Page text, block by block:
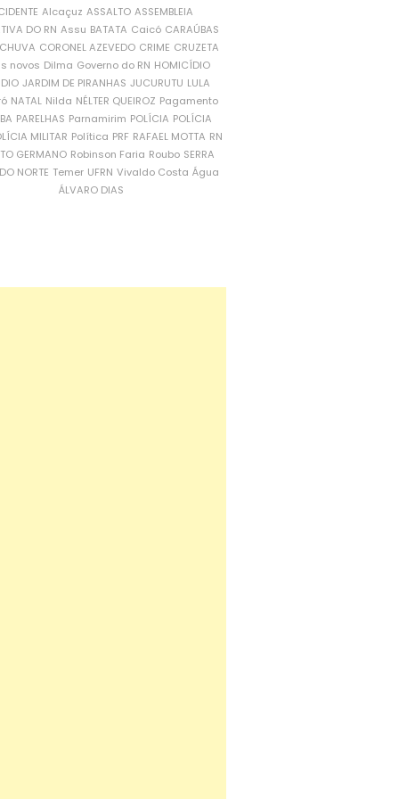
Alcaçuz ASSALTO ASSEMBLEIA
DO RN Assu BATATA Caicó CARAÚBAS
CORONEL AZEVEDO CRIME CRUZETA
novos Dilma Governo do RN HOMICÍDIO
JARDIM DE PIRANHAS JUCURUTU LULA
NATAL Nilda NÉLTER QUEIROZ Pagamento
PARELHAS Parnamirim POLÍCIA POLÍCIA
MILITAR Política PRF RAFAEL MOTTA RN
GERMANO Robinson Faria Roubo SERRA
NORTE Temer UFRN Vivaldo Costa Água
ÁLVARO DIAS